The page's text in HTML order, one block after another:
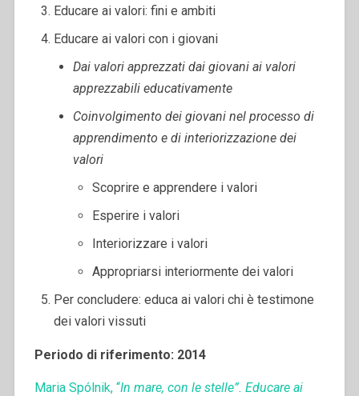
Educare ai valori: fini e ambiti
Educare ai valori con i giovani
Dai valori apprezzati dai giovani ai valori
apprezzabili educativamente
Coinvolgimento dei giovani nel processo di
apprendimento e di interiorizzazione dei
valori
Scoprire e apprendere i valori
Esperire i valori
Interiorizzare i valori
Appropriarsi interiormente dei valori
Per concludere: educa ai valori chi è testimone
dei valori vissuti
Periodo di riferimento: 2014
Maria Spólnik, “In mare, con le stelle”. Educare ai